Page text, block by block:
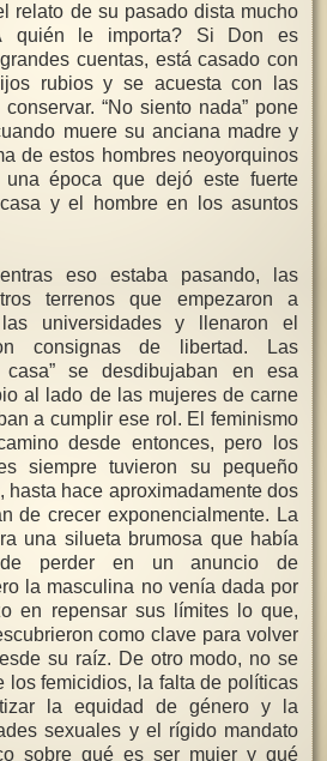
relato de su pasado dista mucho
quién le importa? Si Don es
cuentas, está casado con
rubios y se acuesta con las
“No siento nada” pone
muere su anciana madre y
de estos hombres neoyorquinos
época que dejó este fuerte
y el hombre en los asuntos
eso estaba pasando, las
terrenos que empezaron a
universidades y llenaron el
consignas de libertad. Las
casa” se desdibujaban en esa
al lado de las mujeres de carne
a cumplir ese rol. El feminismo
desde entonces, pero los
siempre tuvieron su pequeño
hasta hace aproximadamente dos
de crecer exponencialmente. La
una silueta brumosa que había
perder en un anuncio de
la masculina no venía dada por
en repensar sus límites lo que,
como clave para volver
su raíz. De otro modo, no se
los femicidios, la falta de políticas
la equidad de género y la
sexuales y el rígido mandato
sobre qué es ser mujer y qué